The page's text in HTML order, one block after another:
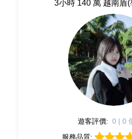
3小時 140 萬 越南盾
遊客評價: 0 | 0
服務品質: